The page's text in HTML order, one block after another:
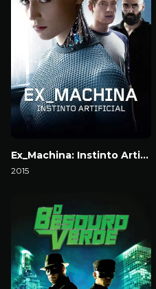
Ex_Machina: Instinto Artificial
2015